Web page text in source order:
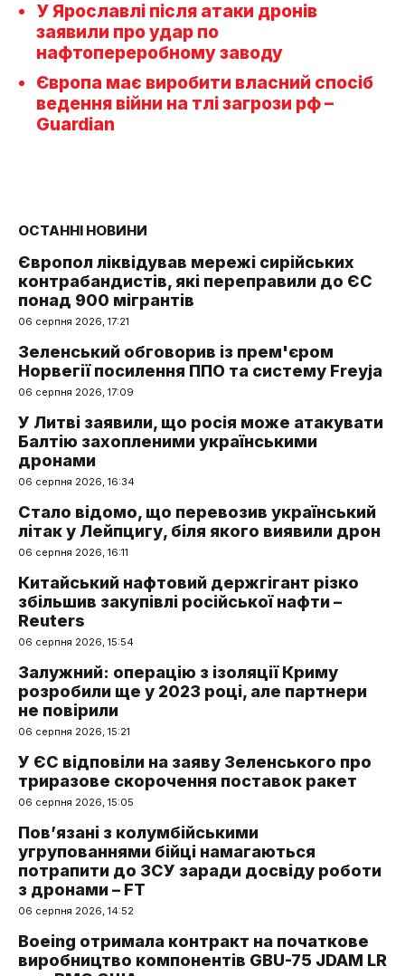
У Ярославлі після атаки дронів
заявили про удар по
нафтопереробному заводу
Європа має виробити власний спосіб
ведення війни на тлі загрози рф –
Guardian
ОСТАННІ НОВИНИ
Європол ліквідував мережі сирійських
контрабандистів, які переправили до ЄС
понад 900 мігрантів
06 серпня 2026, 17:21
Зеленський обговорив із прем'єром
Норвегії посилення ППО та систему Freyja
06 серпня 2026, 17:09
У Литві заявили, що росія може атакувати
Балтію захопленими українськими
дронами
06 серпня 2026, 16:34
Стало відомо, що перевозив український
літак у Лейпцигу, біля якого виявили дрон
06 серпня 2026, 16:11
Китайський нафтовий держгігант різко
збільшив закупівлі російської нафти –
Reuters
06 серпня 2026, 15:54
Залужний: операцію з ізоляції Криму
розробили ще у 2023 році, але партнери
не повірили
06 серпня 2026, 15:21
У ЄС відповіли на заяву Зеленського про
триразове скорочення поставок ракет
06 серпня 2026, 15:05
Пов’язані з колумбійськими
угрупованнями бійці намагаються
потрапити до ЗСУ заради досвіду роботи
з дронами – FT
06 серпня 2026, 14:52
Boeing отримала контракт на початкове
виробництво компонентів GBU-75 JDAM LR